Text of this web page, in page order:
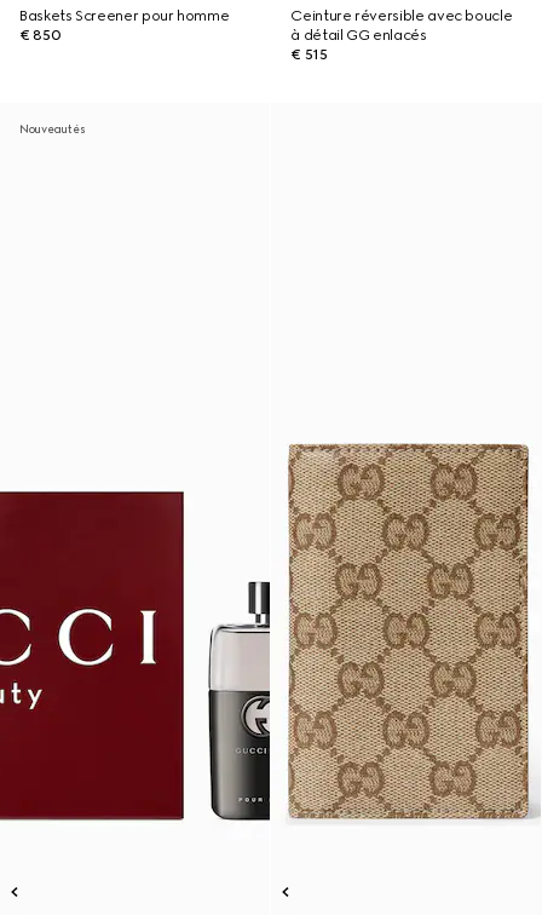
Baskets Screener pour homme
€ 850
Ceinture réversible avec boucle
à détail GG enlacés
€ 515
Nouveautés